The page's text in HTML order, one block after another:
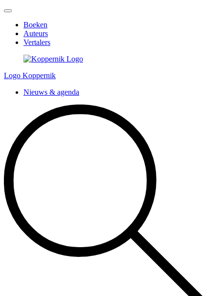
Boeken
Auteurs
Vertalers
Logo Koppernik
Nieuws & agenda